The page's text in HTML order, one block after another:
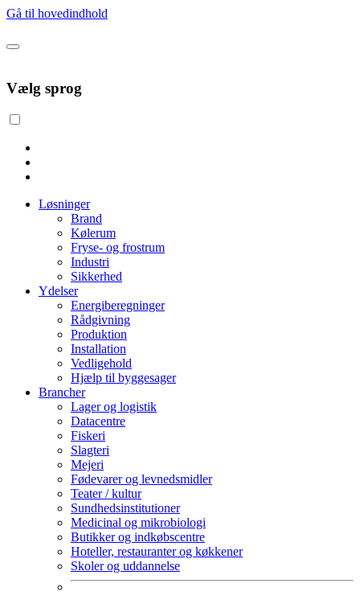
Gå til hovedindhold
Vælg sprog
Løsninger
Brand
Kølerum
Fryse- og frostrum
Industri
Sikkerhed
Ydelser
Energiberegninger
Rådgivning
Produktion
Installation
Vedligehold
Hjælp til byggesager
Brancher
Lager og logistik
Datacentre
Fiskeri
Slagteri
Mejeri
Fødevarer og levnedsmidler
Teater / kultur
Sundhedsinstitutioner
Medicinal og mikrobiologi
Butikker og indkøbscentre
Hoteller, restauranter og køkkener
Skoler og uddannelse